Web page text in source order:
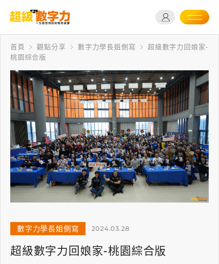
首頁 觀點分享 數字力學長姐側寫
超級數字力回娘家-
桃園綜合版
數字力學長姐側寫 2024.03.28
超級數字力回娘家-桃園綜合版